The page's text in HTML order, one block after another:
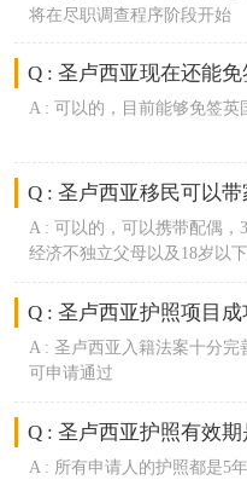
将在尽职调查程序阶段开始
Q : 圣卢西亚现在还能免
A : 可以的，目前能够免签英
Q : 圣卢西亚移民可以带
A : 可以的，可以携带配偶，
经济不独立父母以及18岁以
Q : 圣卢西亚护照项目成
A : 圣卢西亚入籍法案十分完
可申请通过
Q : 圣卢西亚护照有效期
A : 所有申请人的护照都是5